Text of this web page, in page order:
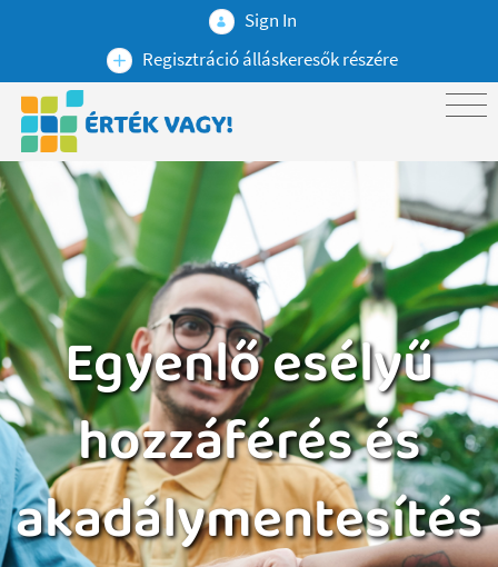
Sign In
Regisztráció álláskeresők részére
Egyenlő esélyű
hozzáférés és
akadálymentesítés